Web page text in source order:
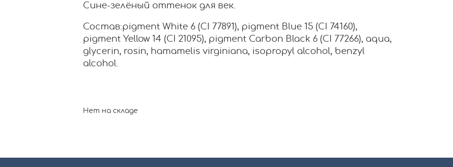
Сине-зелёный оттенок для век.
Состав:pigment White 6 (CI 77891), pigment Blue 15 (CI 74160),
pigment Yellow 14 (CI 21095), pigment Carbon Black 6 (CI 77266), aqua,
glycerin, rosin, hamamelis virginiana, isopropyl alcohol, benzyl
alcohol.
Нет на складе